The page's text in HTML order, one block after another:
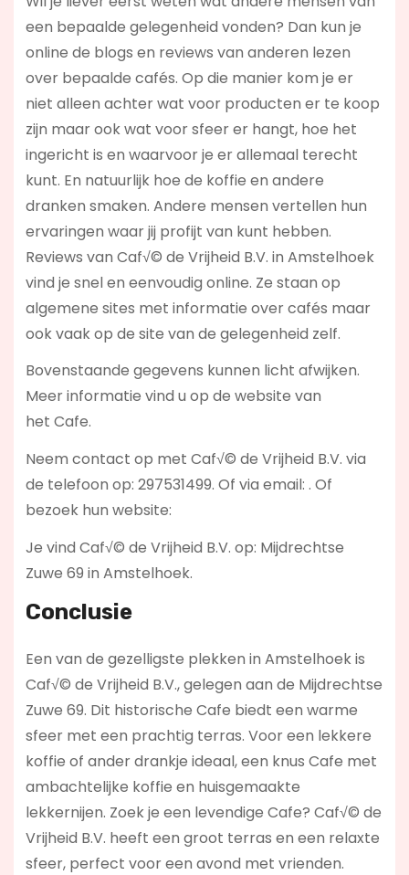
een bepaalde gelegenheid vonden? Dan kun je
online de blogs en reviews van anderen lezen
over bepaalde cafés. Op die manier kom je er
niet alleen achter wat voor producten er te koop
zijn maar ook wat voor sfeer er hangt, hoe het
ingericht is en waarvoor je er allemaal terecht
kunt. En natuurlijk hoe de koffie en andere
dranken smaken. Andere mensen vertellen hun
ervaringen waar jij profijt van kunt hebben.
Reviews van Caf√© de Vrijheid B.V. in Amstelhoek
vind je snel en eenvoudig online. Ze staan op
algemene sites met informatie over cafés maar
ook vaak op de site van de gelegenheid zelf.
Bovenstaande gegevens kunnen licht afwijken.
Meer informatie vind u op de website van
het Cafe.
Neem contact op met Caf√© de Vrijheid B.V. via
de telefoon op: 297531499. Of via email: . Of
bezoek hun website:
Je vind Caf√© de Vrijheid B.V. op: Mijdrechtse
Zuwe 69 in Amstelhoek.
Conclusie
Een van de gezelligste plekken in Amstelhoek is
Caf√© de Vrijheid B.V., gelegen aan de Mijdrechtse
Zuwe 69. Dit historische Cafe biedt een warme
sfeer met een prachtig terras. Voor een lekkere
koffie of ander drankje ideaal, een knus Cafe met
ambachtelijke koffie en huisgemaakte
lekkernijen. Zoek je een levendige Cafe? Caf√© de
Vrijheid B.V. heeft een groot terras en een relaxte
sfeer, perfect voor een avond met vrienden.